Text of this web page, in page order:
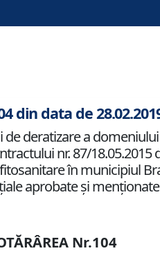
din data de
deratizare a
nr. 87/
în municipiul
aprobate şi menţionate
Nr.104